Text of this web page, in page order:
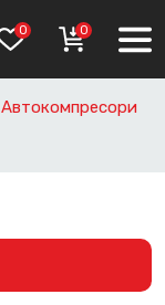
0 0
Автокомпресори